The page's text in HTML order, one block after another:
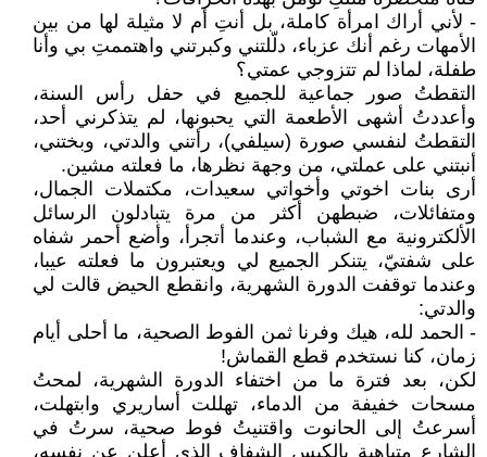
- لأني أراك امرأة كاملة، بل أنتِ أم لا مثيلة لها من بين
الأمهات رغم أنك عزباء، دلّلتني وكبرتني واهتممتِ بي وأنا
طفلة، لماذا لم تتزوجي عمتي؟
التقطتُ صور جماعية للجميع في حفل رأس السنة،
وأعددتُ أشهى الأطعمة التي يحبونها، لم يتذكرني أحد،
التقطتُ لنفسي صورة (سيلفي)، رأتني والدتي، وبختني،
أنبتني على عملتي، من وجهة نظرها، ما فعلته مشين.
أرى بنات اخوتي وأخواتي سعيدات، مكتملات الجمال،
ومتفائلات، ضبطهن أكثر من مرة يتبادلون الرسائل
الألكترونية مع الشباب، وعندما أتجرأ، وأضع أحمر شفاه
على شفتيّ، يتنكر الجميع لي ويعتبرون ما فعلته عيبا،
وعندما توقفت الدورة الشهرية، وانقطع الحيض قالت لي
والدتي:
- الحمد لله، هيك وفرنا ثمن الفوط الصحية، ما أحلى أيام
زمان، كنا نستخدم قطع القماش!
لكن، بعد فترة ما من اختفاء الدورة الشهرية، لمحتُ
مسحات خفيفة من الدماء، تهللت أساريري وابتهلت،
أسرعتُ إلى الحانوت واقتنيتُ فوط صحية، سرتُ في
الشارع متباهية بالكيس الشفاف الذي أعلن عن نفسه،